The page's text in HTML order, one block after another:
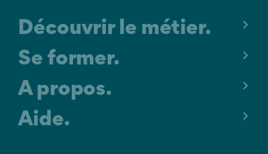
Découvrir le métier.
Se former.
A propos.
Aide.